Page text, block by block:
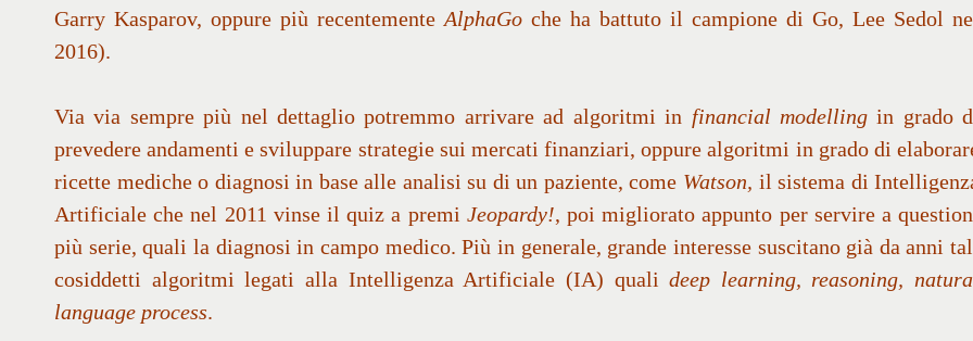
Garry Kasparov, oppure più recentementeAlphaGoche ha battuto il campione di Go, Lee Sedol
2016).
Via via sempre più nel dettaglio potremmo arrivare ad algoritmi in financial modellingin grado
prevedere andamenti e sviluppare strategie sui mercati finanziari, oppure algoritmi in grado di
ricette mediche o diagnosi in base alle analisi su di un paziente, come Watson, il sistema di
Artificiale che nel 2011 vinse il quiz a premi Jeopardy!, poi migliorato appunto per servire a
più serie, quali la diagnosi in campo medico. Più in generale, grande interesse suscitano già da anni
cosiddetti algoritmi legati alla Intelligenza Artificiale (IA) qualideep learning, reasoning,
language process.